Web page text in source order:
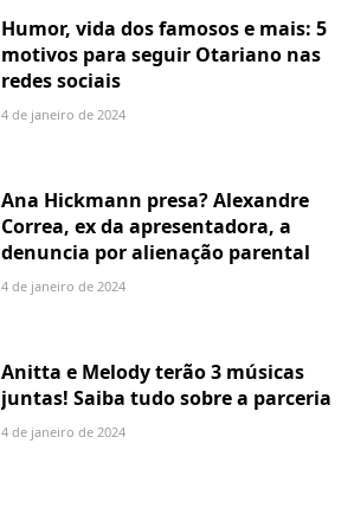
Humor, vida dos famosos e mais: 5
motivos para seguir Otariano nas
redes sociais
4 de janeiro de 2024
Ana Hickmann presa? Alexandre
Correa, ex da apresentadora, a
denuncia por alienação parental
4 de janeiro de 2024
Anitta e Melody terão 3 músicas
juntas! Saiba tudo sobre a parceria
4 de janeiro de 2024